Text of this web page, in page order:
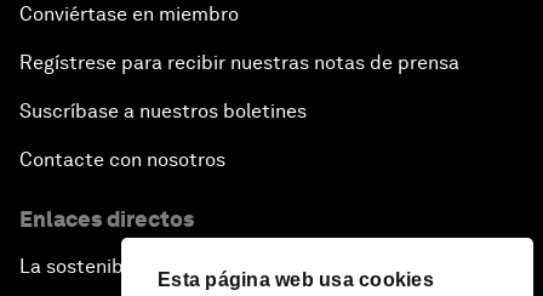
Esta página web usa cookies
Conviértase en miembro
Regístrese para recibir nuestras notas de prensa
Suscríbase a nuestros boletines
Contacte con nosotros
Enlaces directos
La sostenibilidad en el Foro